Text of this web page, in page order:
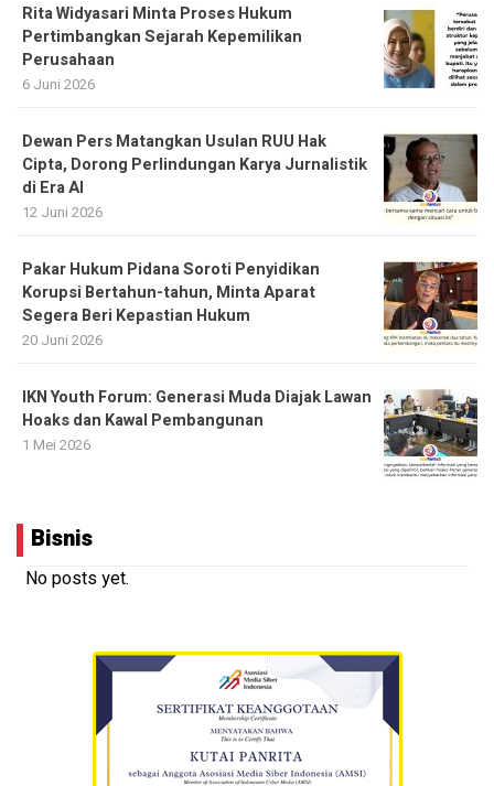
Rita Widyasari Minta Proses Hukum
Pertimbangkan Sejarah Kepemilikan
Perusahaan
6 Juni 2026
Dewan Pers Matangkan Usulan RUU Hak
Cipta, Dorong Perlindungan Karya Jurnalistik
di Era AI
12 Juni 2026
Pakar Hukum Pidana Soroti Penyidikan
Korupsi Bertahun-tahun, Minta Aparat
Segera Beri Kepastian Hukum
20 Juni 2026
IKN Youth Forum: Generasi Muda Diajak Lawan
Hoaks dan Kawal Pembangunan
1 Mei 2026
Bisnis
No posts yet.